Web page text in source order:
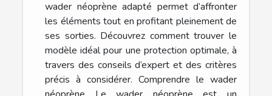
wader néoprène adapté permet d’affronter
les éléments tout en profitant pleinement de
ses sorties. Découvrez comment trouver le
modèle idéal pour une protection optimale, à
travers des conseils d’expert et des critères
précis à considérer. Comprendre le wader